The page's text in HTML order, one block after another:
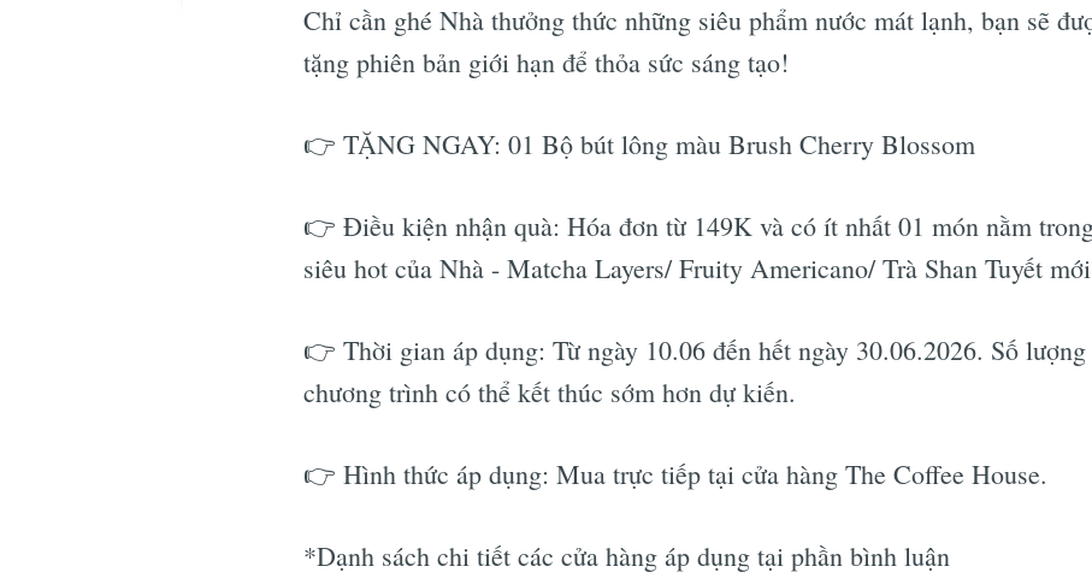
Chỉ cần ghé Nhà thưởng thức những siêu phẩm nước mát lạnh, bạn sẽ
tặng phiên bản giới hạn để thỏa sức sáng tạo!
👉 TẶNG NGAY: 01 Bộ bút lông màu Brush Cherry Blossom
👉 Điều kiện nhận quà: Hóa đơn từ 149K và có ít nhất 01 món nằm
siêu hot của Nhà - Matcha Layers/ Fruity Americano/ Trà Shan Tuyết mới
👉 Thời gian áp dụng: Từ ngày 10.06 đến hết ngày 30.06.2026. Số
chương trình có thể kết thúc sớm hơn dự kiến.
👉 Hình thức áp dụng: Mua trực tiếp tại cửa hàng The Coffee House.
*Dạnh sách chi tiết các cửa hàng áp dụng tại phần bình luận